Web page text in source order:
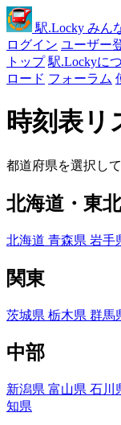
駅.Locky みん
ログイン ユーザー
トップ 駅.Lockyに
ロード フォーラム
時刻表リ
都道府県を選択し
北海道・東北
北海道 青森県 岩手
関東
茨城県 栃木県 群馬
中部
新潟県 富山県 石川
知県